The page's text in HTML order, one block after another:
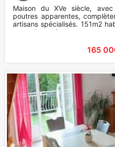
Maison du XVe siècle,
poutres apparentes,
artisans spécialisés. 151m2
+ grenier amé
165